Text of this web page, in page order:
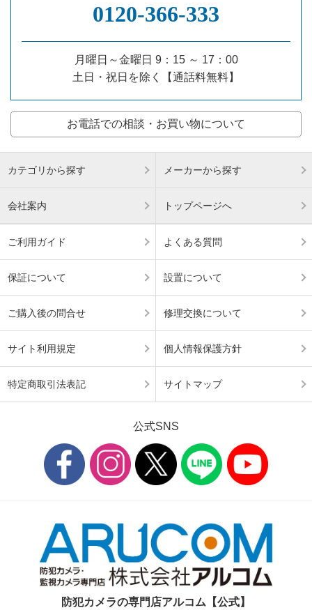
0120‐366‐333
月曜日～金曜日 9：15 ～ 17：00
土日・祝日を除く【通話料無料】
お電話での相談・お買い物について
カテゴリから探す メーカーから探す
会社案内 トップページへ
ご利用ガイド よくある質問
保証について 設置について
ご購入後の問合せ 修理交換について
サイト利用規定 個人情報保護方針
特定商取引法表記 サイトマップ
公式SNS
防犯カメラの専門店アルコム【公式】